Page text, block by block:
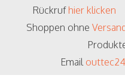
Rückruf hier klicken
Shoppen ohne
Email